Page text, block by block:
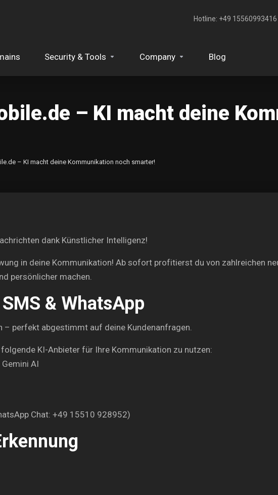
Hotline: +49 15560993416‬
Security & Tools Company Blog
– KI macht deine
– KI macht deine Kommunikation noch smarter!
dank Künstlicher Intelligenz!
in deine Kommunikation! Ab sofort profitierst du von zahlreichen
persönlicher machen.
& WhatsApp
perfekt abgestimmt auf deine Kundenanfragen.
KI-Anbieter für Ihre Kommunikation zu nutzen:
Gemini AI
Chat: +49 15510 928952)